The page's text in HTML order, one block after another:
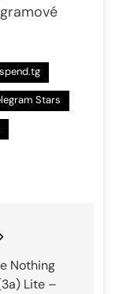
spend.tg
Stars
Nothing
Lite –